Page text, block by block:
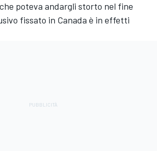
poteva andargli storto nel fine
fissato in Canada è in effetti